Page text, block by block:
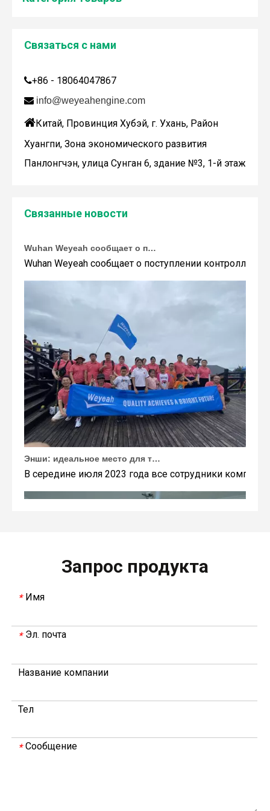
Связаться с нами
+86 - 18064047867
 info@weyeahengine.com
Китай, Провинция Хубэй, г. Ухань, Район
Хуангпи, Зона экономического развития
Панлонгчэн, улица Сунган 6, здание №3, 1-й этаж
Связанные новости
Wuhan Weyeah сообщает о поступлении
В середине июля 2023 года все сотрудники
В 2023 году Weyeah power провела важную ежегодную встречу в середине года в международном отеле Шичжоу в г. Энши.
В совещании, которое провели руководители
Запрос продукта
* Имя
* Эл. почта
Название компании
Тел
* Сообщение